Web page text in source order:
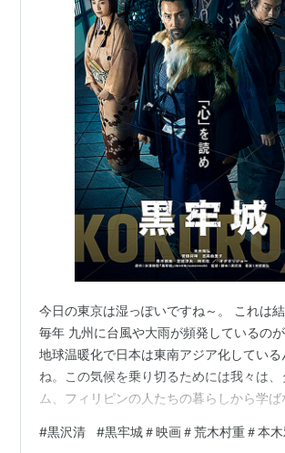
今日の東京は湿っぽいですね～。 これは結
毎年 九州に台風や大雨が頻発しているのが
地球温暖化で日本は東南アジア化している
ね。この気候を乗り切るためには我々は、
ム、フィリピンの人たちの暮らしから学ば
太の方針の原案』を発表したことで、39
#黒沢清 #黒牢城＃映画＃荒木村重＃本